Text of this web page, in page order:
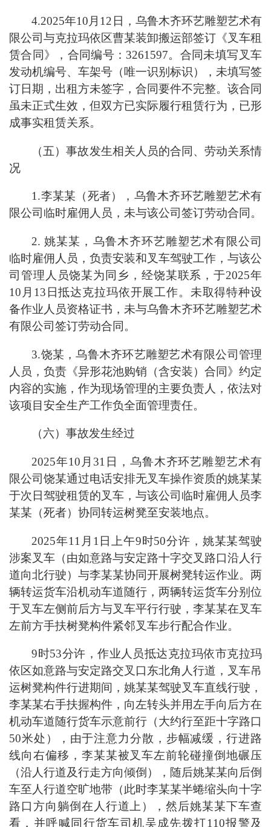
4.2025年10月12日，乌鲁木齐环艺雕塑艺术有
限公司与克拉玛依区曹某装卸搬运部签订《叉车租
赁合同》，合同编号：3261597。合同未填写‌叉车
发动机编号、车架号（唯一识别标识），未填写签
订日期，出租方未签字，‌合同要件不完整。该合同
虽未正式生效，但双方已实际履行租赁行为，已形
成事实租赁关系。
（五）事故发生相关人员的合同、劳动关系情
况
1.李某某（死者），乌鲁木齐环艺雕塑艺术有
限公司临时雇佣人员，未与该公司签订劳动合同。
2. 姚某某，乌鲁木齐环艺雕塑艺术有限公司
临时雇佣人员，负责安装和叉车驾驶工作，与该公
司管理人员饶某为同乡，经饶某联系，于2025年
10月13日抵达克拉玛依开展工作。未取得特种设
备作业人员资格证书，未与乌鲁木齐环艺雕塑艺术
有限公司签订劳动合同。
3.饶某，乌鲁木齐环艺雕塑艺术有限公司管理
人员，负责《异形花池购销（含安装）合同》约定
内容的实施，作为现场管理的主要负责人，依法对
该项目安全生产工作负全面管理责任。
（六）事故发生经过
2025年10月31日，乌鲁木齐环艺雕塑艺术有
限公司饶某通过电话安排无叉车操作资质的姚某某
于次日驾驶租赁的叉车，与该公司临时雇佣人员李
某某（死者）协同转运树凳至安装地点。
2025年11月1日上午9时50分许，姚某某驾驶
涉案叉车（由如意路与安定路十字交叉路口沿人行
道向北行驶）与李某某协同开展树凳转运作业。两
辆转运货车沿机动车道随行，两辆转运货车分别位
于叉车左侧前后方与叉车平行行驶，李某某在叉车
左前方手扶树凳构件紧邻叉车步行配合作业。
9时53分许，作业人员抵达克拉玛依市克拉玛
依区如意路与安定路交叉口东北角人行道，叉车吊
运树凳构件行进期间，姚某某驾驶叉车直线行驶，
李某某右手扶握构件，向左转头并用左手向后方在
机动车道随行货车示意前行（大约行至距十字路口
50米处），由于注意力分散，步幅减缓，行进路
线向右偏移，李某某被叉车左前轮碰撞倒地碾压
（沿人行道及行走方向倾倒），随后姚某某向后倒
车至人行道空旷地带（此时李某某半蜷缩头向十字
路口方向躺倒在人行道上），然后姚某某下车查
看，并呼喊同行货车司机吴成先拨打110报警及